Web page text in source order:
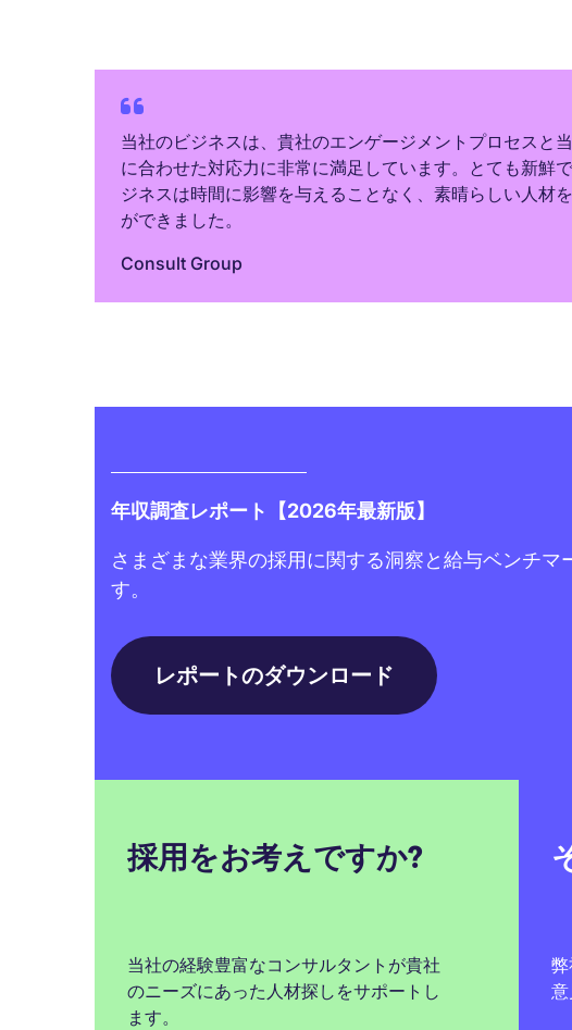
当社のビジネスは、貴社のエンゲージメントプロセスと
に合わせた対応力に非常に満足しています。とても新鮮
ジネスは時間に影響を与えることなく、素晴らしい人材
ができました。
Consult Group
年収調査レポート【2026年最新版】
さまざまな業界の採用に関する洞察と給与ベンチマ
す。
レポートのダウンロード
採用をお考えですか?
当社の経験豊富なコンサルタントが貴社
のニーズにあった人材探しをサポートし
ます。